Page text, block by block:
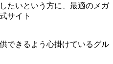
たいという方に、最適のメガ
サイト
できるよう心掛けているグル